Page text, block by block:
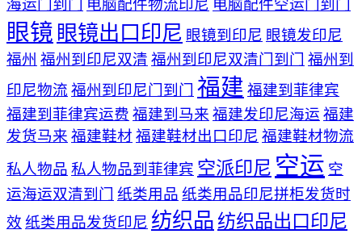
海运门到门 电脑配件物流印尼 电脑配件空运门到门
眼镜 眼镜出口印尼 眼镜到印尼 眼镜发印尼
福州 福州到印尼双清 福州到印尼双清门到门 福州到
印尼物流 福州到印尼门到门 福建 福建到菲律宾
福建到菲律宾运费 福建到马来 福建发印尼海运 福建
发货马来 福建鞋材 福建鞋材出口印尼 福建鞋材物流
私人物品 私人物品到菲律宾 空派印尼 空运 空
运海运双清到门 纸类用品 纸类用品印尼拼柜发货时
效 纸类用品发货印尼 纺织品 纺织品出口印尼